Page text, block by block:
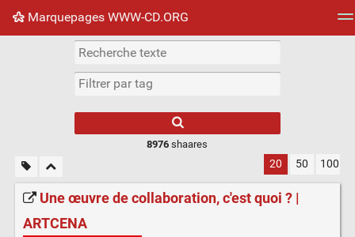
Marquepages WWW-CD.ORG
Nuage de tags Mur d'images
8976 shaares
20 50 100
Une œuvre de collaboration, c'est quoi ? |
ARTCENA